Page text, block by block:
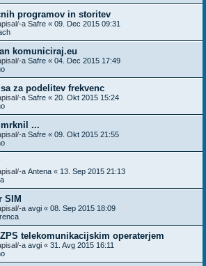
programov in storitev
a Safre « 09. Dec 2015 09:31
komuniciraj.eu
a Safre « 04. Dec 2015 17:49
za podelitev frekvenc
a Safre « 20. Okt 2015 15:24
...
a Safre « 09. Okt 2015 21:55
a Antena « 13. Sep 2015 21:13
SIM
a avgi « 08. Sep 2015 18:09
telekomunikacijskim operaterjem
a avgi « 31. Avg 2015 16:11